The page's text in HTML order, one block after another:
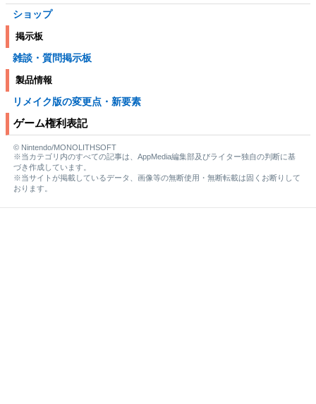
ショップ
掲示板
雑談・質問掲示板
製品情報
リメイク版の変更点・新要素
ゲーム権利表記
© Nintendo/MONOLITHSOFT
※当カテゴリ内のすべての記事は、AppMedia編集部及びライター独自の判断に基
づき作成しています。
※当サイトが掲載しているデータ、画像等の無断使用・無断転載は固くお断りして
おります。